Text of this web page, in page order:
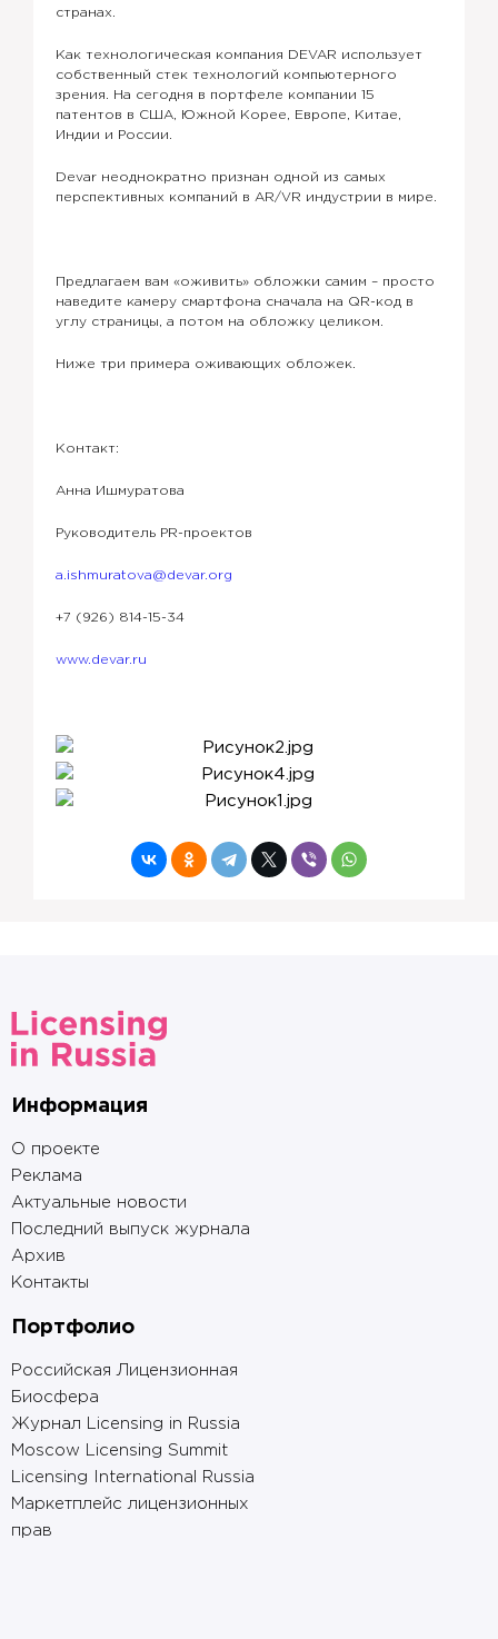
странах.
Как технологическая компания DEVAR использует
собственный стек технологий компьютерного
зрения. На сегодня в портфеле компании 15
патентов в США, Южной Корее, Европе, Китае,
Индии и России.
Devar неоднократно признан одной из самых
перспективных компаний в AR/VR индустрии в мире.
Предлагаем вам «оживить» обложки самим – просто
наведите камеру смартфона сначала на QR-код в
углу страницы, а потом на обложку целиком.
Ниже три примера оживающих обложек.
Контакт:
Анна Ишмуратова
Руководитель PR-проектов
a.ishmuratova@devar.org
+7 (926) 814-15-34
www.devar.ru
Информация
О проекте
Реклама
Актуальные новости
Последний выпуск журнала
Архив
Контакты
Портфолио
Российская Лицензионная
Биосфера
Журнал Licensing in Russia
Moscow Licensing Summit
Licensing International Russia
Маркетплейс лицензионных
прав